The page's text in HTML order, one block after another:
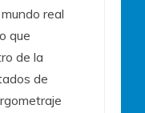
real
que
de la
de